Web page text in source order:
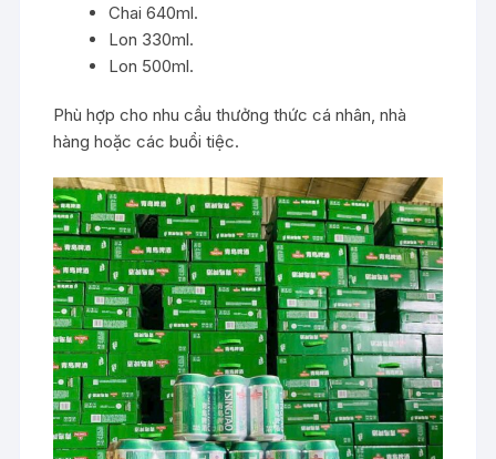
Chai 640ml.
Lon 330ml.
Lon 500ml.
Phù hợp cho nhu cầu thưởng thức cá nhân, nhà
hàng hoặc các buổi tiệc.